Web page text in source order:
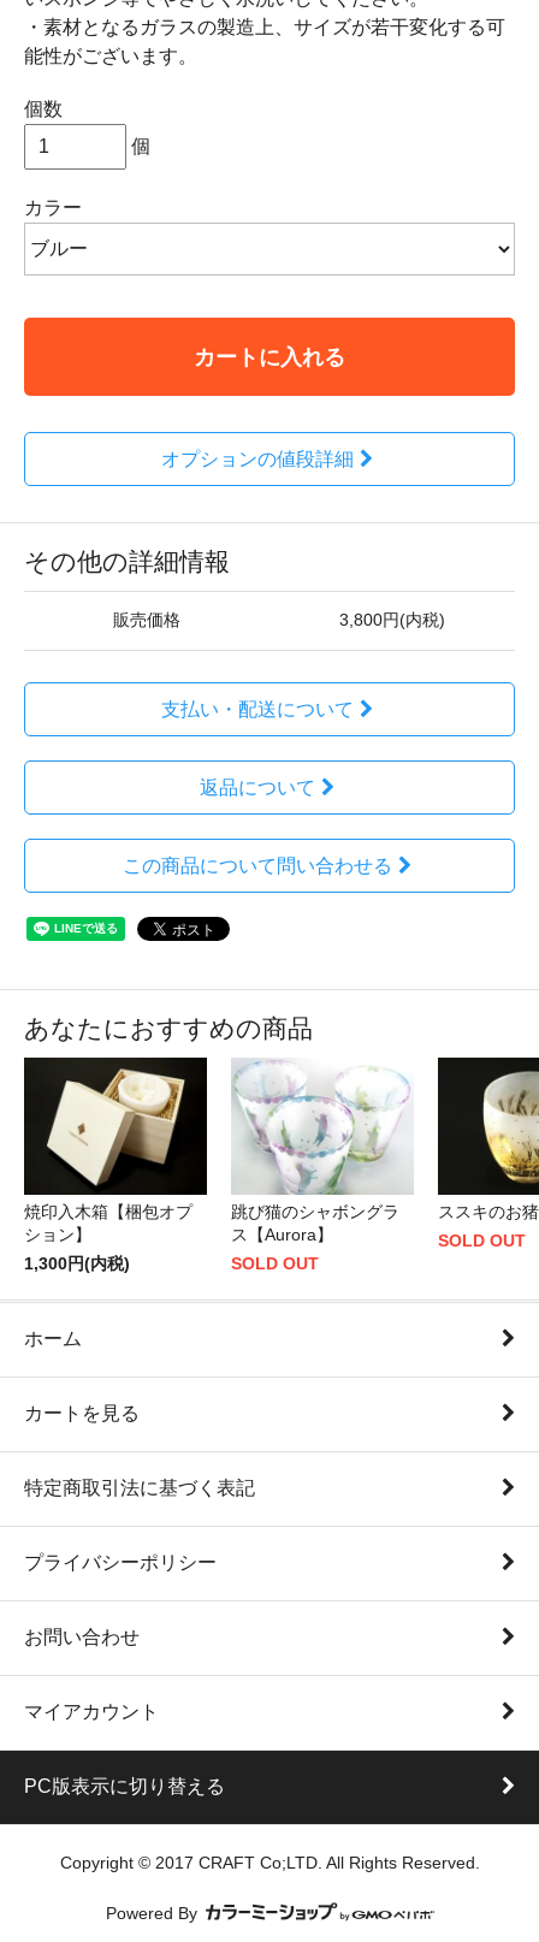
・素材となるガラスの製造上、サイズが若干変化する可
能性がございます。
個数
個
カラー
カートに入れる
オプションの値段詳細
その他の詳細情報
販売価格 3,800円(内税)
支払い・配送について
返品について
この商品について問い合わせる
あなたにおすすめの商品
焼印入木箱【梱包オプ
ション】
1,300円(内税)
跳び猫のシャボングラ
ス【Aurora】
SOLD OUT
ススキのお
SOLD OUT
ホーム
カートを見る
特定商取引法に基づく表記
プライバシーポリシー
お問い合わせ
マイアカウント
PC版表示に切り替える
Copyright © 2017 CRAFT Co;LTD. All Rights Reserved.
Powered By